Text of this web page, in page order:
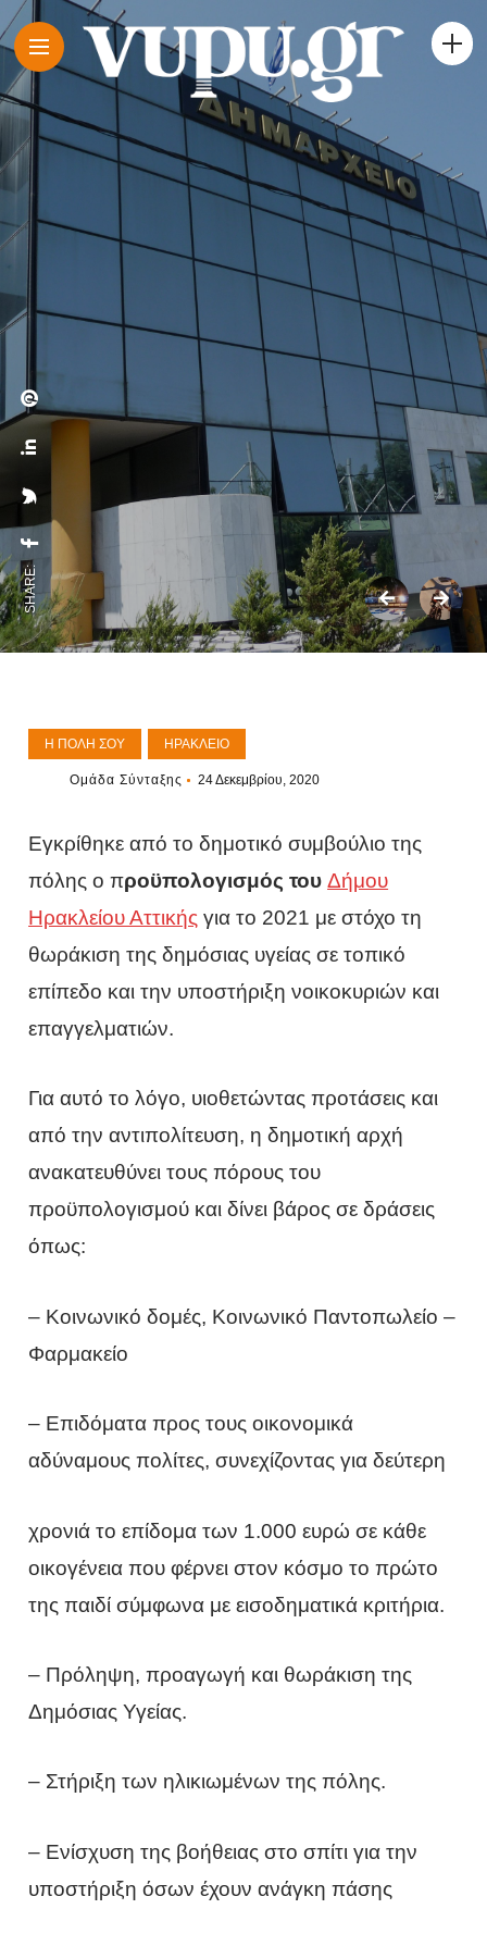
SHARE:
Η ΠΌΛΗ ΣΟΥ ΗΡΆΚΛΕΙΟ
Ομάδα Σύνταξης 24 Δεκεμβρίου, 2020
Εγκρίθηκε από το δημοτικό συμβούλιο της
πόλης ο προϋπολογισμός τουΔήμου
Ηρακλείου Αττικής για το 2021 με στόχο τη
θωράκιση της δημόσιας υγείας σε τοπικό
επίπεδο και την υποστήριξη νοικοκυριών και
επαγγελματιών.
Για αυτό το λόγο, υιοθετώντας προτάσεις και
από την αντιπολίτευση, η δημοτική αρχή
ανακατευθύνει τους πόρους του
προϋπολογισμού και δίνει βάρος σε δράσεις
όπως:
– Κοινωνικό δομές, Κοινωνικό Παντοπωλείο –
Φαρμακείο
– Επιδόματα προς τους οικονομικά
αδύναμους πολίτες, συνεχίζοντας για δεύτερη
χρονιά το επίδομα των 1.000 ευρώ σε κάθε
οικογένεια που φέρνει στον κόσμο το πρώτο
της παιδί σύμφωνα με εισοδηματικά κριτήρια.
– Πρόληψη, προαγωγή και θωράκιση της
Δημόσιας Υγείας.
– Στήριξη των ηλικιωμένων της πόλης.
– Ενίσχυση της βοήθειας στο σπίτι για την
υποστήριξη όσων έχουν ανάγκη πάσης